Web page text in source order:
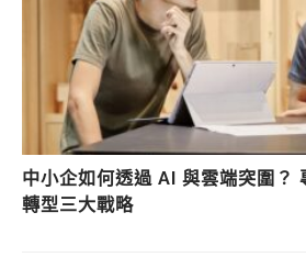
中小企如何透過 AI 與雲端突圍？
轉型三大戰略